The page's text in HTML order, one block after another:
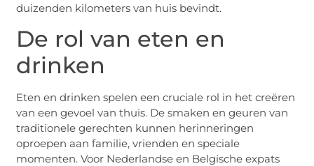
duizenden kilometers van huis bevindt.
De rol van eten en
drinken
Eten en drinken spelen een cruciale rol in het creëren
van een gevoel van thuis. De smaken en geuren van
traditionele gerechten kunnen herinneringen
oproepen aan familie, vrienden en speciale
momenten. Voor Nederlandse en Belgische expats